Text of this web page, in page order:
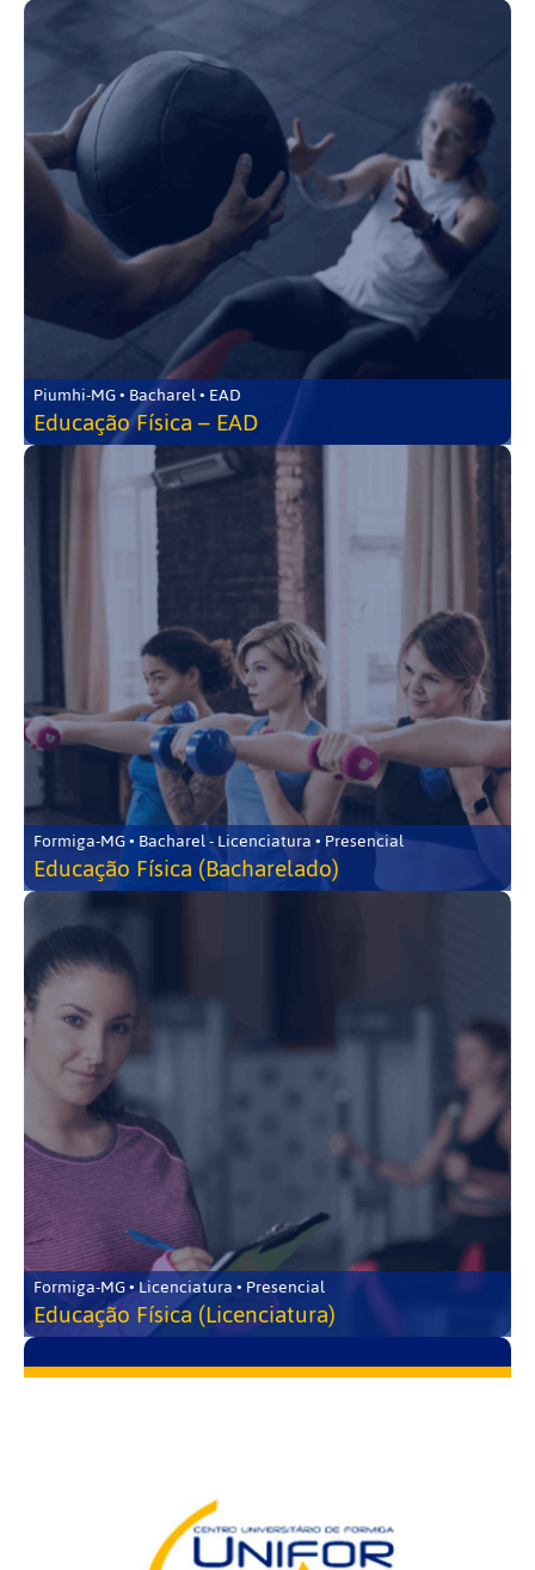
Piumhi-MG • Bacharel • EAD
Educação Física – EAD
Formiga-MG • Bacharel - Licenciatura • Presencial
Educação Física (Bacharelado)
Formiga-MG • Licenciatura • Presencial
Educação Física (Licenciatura)